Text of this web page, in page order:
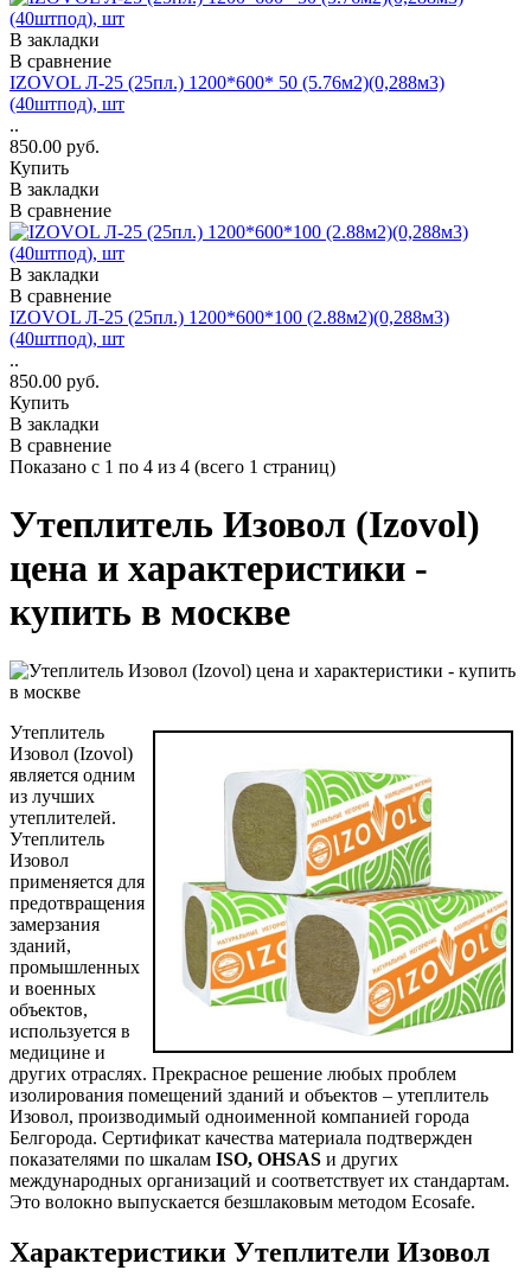
В закладки
В сравнение
IZOVOL Л-25 (25пл.) 1200*600* 50 (5.76м2)(0,288м3)
(40штпод), шт
..
850.00 руб.
Купить
В закладки
В сравнение
В закладки
В сравнение
IZOVOL Л-25 (25пл.) 1200*600*100 (2.88м2)(0,288м3)
(40штпод), шт
..
850.00 руб.
Купить
В закладки
В сравнение
Показано с 1 по 4 из 4 (всего 1 страниц)
Утеплитель Изовол (Izovol)
цена и характеристики -
купить в москве
Утеплитель
Изовол (Izovol)
является одним
из лучших
утеплителей.
Утеплитель
Изовол
применяется для
предотвращения
замерзания
зданий,
промышленных
и военных
объектов,
используется в
медицине и
других отраслях. Прекрасное решение любых проблем
изолирования помещений зданий и объектов – утеплитель
Изовол, производимый одноименной компанией города
Белгорода. Сертификат качества материала подтвержден
показателями по шкалам ISO, OHSAS и других
международных организаций и соответствует их стандартам.
Это волокно выпускается безшлаковым методом Ecosafe.
Характеристики Утеплители Изовол